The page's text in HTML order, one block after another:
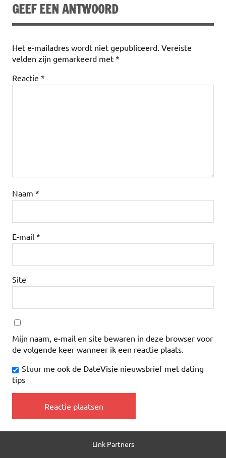
GEEF EEN ANTWOORD
Het e-mailadres wordt niet gepubliceerd. Vereiste
velden zijn gemarkeerd met *
Reactie *
Naam *
E-mail *
Site
Mijn naam, e-mail en site bewaren in deze browser voor
de volgende keer wanneer ik een reactie plaats.
Stuur me ook de DateVisie nieuwsbrief met dating
tips
Link Partners